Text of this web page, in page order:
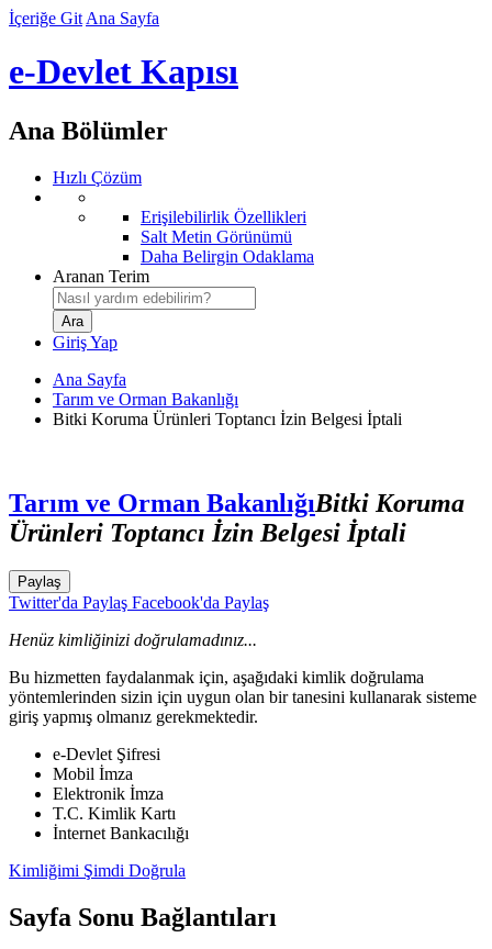
İçeriğe Git Ana Sayfa
e-Devlet Kapısı
Ana Bölümler
Hızlı Çözüm
Erişilebilirlik Özellikleri
Salt Metin Görünümü
Daha Belirgin Odaklama
Aranan Terim
Giriş Yap
Ana Sayfa
Tarım ve Orman Bakanlığı
Bitki Koruma Ürünleri Toptancı İzin Belgesi İptali
Tarım ve Orman BakanlığıBitki Koruma
Ürünleri Toptancı İzin Belgesi İptali
Paylaş
Twitter'da Paylaş Facebook'da Paylaş
Henüz kimliğinizi doğrulamadınız...
Bu hizmetten faydalanmak için, aşağıdaki kimlik doğrulama
yöntemlerinden sizin için uygun olan bir tanesini kullanarak sisteme
giriş yapmış olmanız gerekmektedir.
e-Devlet Şifresi
Mobil İmza
Elektronik İmza
T.C. Kimlik Kartı
İnternet Bankacılığı
Kimliğimi Şimdi Doğrula
Sayfa Sonu Bağlantıları